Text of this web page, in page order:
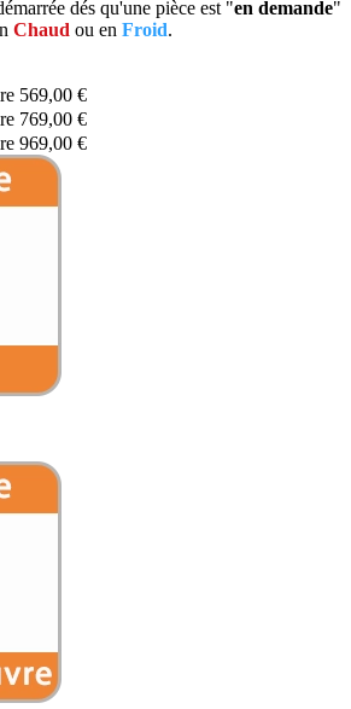
dés qu'une pièce est "en demande"
Chaud ou en Froid.
569,00 €
769,00 €
969,00 €